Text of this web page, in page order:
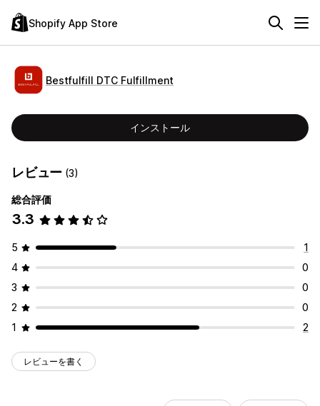
Shopify App Store
Bestfulfill DTC Fulfillment
インストール
レビュー (3)
総合評価
3.3
5
1
4
0
3
0
2
0
1
2
レビューを書く